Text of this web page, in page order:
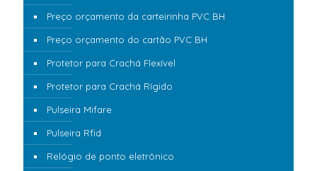
Preço orçamento da carteirinha PVC BH
Preço orçamento do cartão PVC BH
Protetor para Crachá Flexível
Protetor para Crachá Rígido
Pulseira Mifare
Pulseira Rfid
Relógio de ponto eletrônico